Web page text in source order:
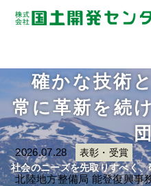
未来の自
住民や将来の子供たちのため
て、
人・自然・環境・街との調和
います。
採
自分の好きな事にとことん打
す。
ご応募をお待ちしております。
確かな技術
常に革新を続
社会のニーズを先取りすべく、
お
2026.07.28 表彰・受賞
北陸地方整備局 能登復興事